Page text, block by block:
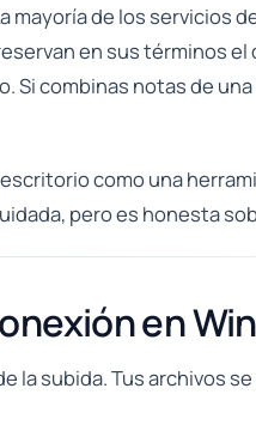
de los servicios
en sus términos
combinas notas de
como una
pero es honesta
en
subida. Tus archivos